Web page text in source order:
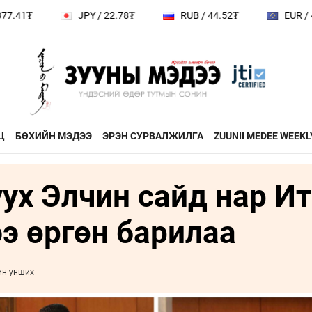
JPY / 22.78₮ RUB / 44.52₮ EUR / 4146.36₮
БӨХИЙН МЭДЭЭ ЭРЭН СУРВАЛЖИЛГА ZUUNII MEDEE
зочин
ДӨРВӨН ХӨЛТЭЙ АНД
ХЭВШМЭЛ ОЙЛГОЛТОО
ӨӨРЧИЛЬЕ
ФОТО
ЭДИЙН
ҮНДЭСНИЙ
ТӨВ
Элчин сайд нар
өргөн барилаа
унших